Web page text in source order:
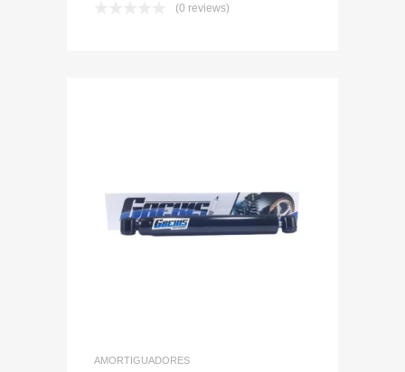
(0 reviews)
Add to Wishlist
Add to Compare
AMORTIGUADORES